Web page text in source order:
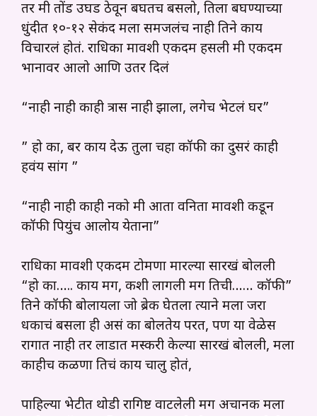
तर मी तोंड उघड ठेवून बघतच बसलो, तिला बघण्याच्या
धुंदीत १०-१२ सेकंद मला समजलंच नाही तिने काय
विचारलं होतं. राधिका मावशी एकदम हसली मी एकदम
भानावर आलो आणि उतर दिलं
“नाही नाही काही त्रास नाही झाला, लगेच भेटलं घर”
” हो का, बर काय देऊ तुला चहा कॉफी का दुसरं काही
हवंय सांग ”
“नाही नाही काही नको मी आता वनिता मावशी कडून
कॉफी पियुंच आलोय येताना”
राधिका मावशी एकदम टोमणा मारल्या सारखं बोलली
“हो का….. काय मग, कशी लागली मग तिची…… कॉफी”
तिने कॉफी बोलायला जो ब्रेक घेतला त्याने मला जरा
धकाचं बसला ही असं का बोलतेय परत, पण या वेळेस
रागात नाही तर लाडात मस्करी केल्या सारखं बोलली, मला
काहीच कळणा तिचं काय चालु होतं,
पाहिल्या भेटीत थोडी रागिष्ट वाटलेली मग अचानक मला